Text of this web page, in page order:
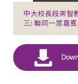
中大校長段崇智
三) 聯同一眾嘉